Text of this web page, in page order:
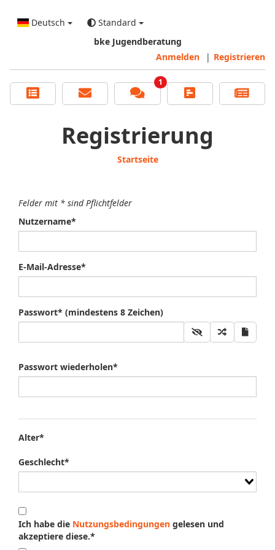
Deutsch
Standard
bke Jugendberatung
Anmelden
| Registrieren
1
Registrierung
Startseite
Felder mit * sind Pflichtfelder
Nutzername*
E-Mail-Adresse*
Passwort* (mindestens 8 Zeichen)
Passwort wiederholen*
Alter*
Geschlecht*
Ich habe die Nutzungsbedingungen gelesen und
akzeptiere diese.*